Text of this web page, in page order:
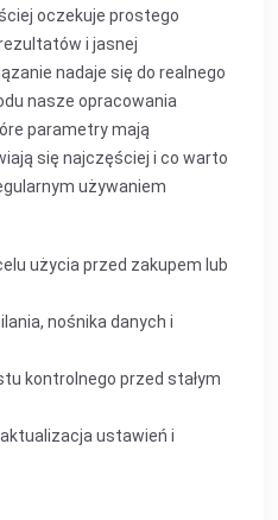
oczekuje prostego
i jasnej
nadaje się do realnego
nasze opracowania
parametry mają
się najczęściej i co warto
używaniem
użycia przed zakupem lub
nośnika danych i
kontrolnego przed stałym
ustawień i